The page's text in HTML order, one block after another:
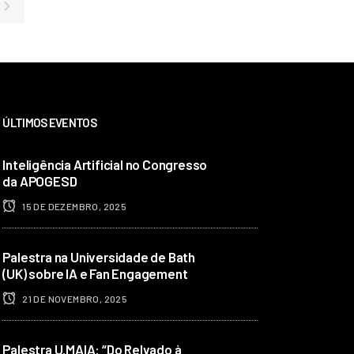
ÚLTIMOS EVENTOS
Inteligência Artificial no Congresso
da APOGESD
15 DE DEZEMBRO, 2025
Palestra na Universidade de Bath
(UK) sobre IA e Fan Engagement
21 DE NOVEMBRO, 2025
Palestra U.MAIA: “Do Relvado à